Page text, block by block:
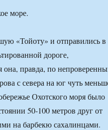
море.
«Тойоту» и отправились в
дороге,
она, правда, по
с севера на юг чуть
Охотского моря было
50-100 метров друг от
на барбекю сахалинцами.